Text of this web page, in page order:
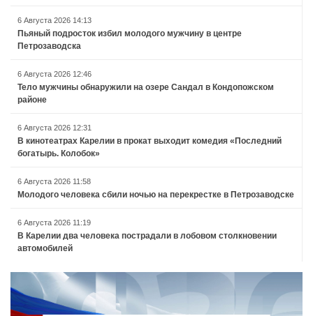
6 Августа 2026 14:13
Пьяный подросток избил молодого мужчину в центре
Петрозаводска
6 Августа 2026 12:46
Тело мужчины обнаружили на озере Сандал в Кондопожском
районе
6 Августа 2026 12:31
В кинотеатрах Карелии в прокат выходит комедия «Последний
богатырь. Колобок»
6 Августа 2026 11:58
Молодого человека сбили ночью на перекрестке в Петрозаводске
6 Августа 2026 11:19
В Карелии два человека пострадали в лобовом столкновении
автомобилей